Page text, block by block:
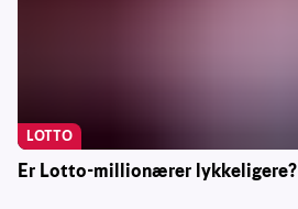
Er Lotto-millionærer lykkeligere?
LOTTO